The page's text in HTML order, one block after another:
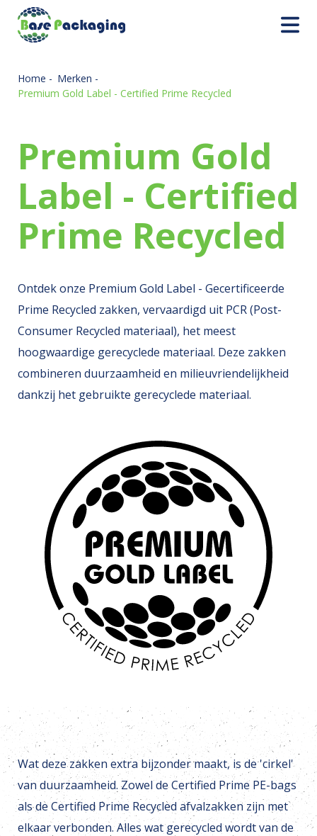
Onze zakken
Duurzaamheid
Nieuws
Contact
Home - Merken -
Premium Gold Label - Certified Prime Recycled
Premium Gold
Label - Certified
Prime Recycled
Ontdek onze Premium Gold Label - Gecertificeerde
Prime Recycled zakken, vervaardigd uit PCR (Post-
Consumer Recycled materiaal), het meest
hoogwaardige gerecyclede materiaal. Deze zakken
combineren duurzaamheid en milieuvriendelijkheid
dankzij het gebruikte gerecyclede materiaal.
Wat deze zakken extra bijzonder maakt, is de 'cirkel'
van duurzaamheid. Zowel de Certified Prime PE-bags
als de Certified Prime Recycled afvalzakken zijn met
elkaar verbonden. Alles wat gerecycled wordt van de